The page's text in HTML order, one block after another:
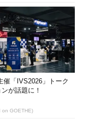
催「IVS2026」トーク
が話題に！
on GOETHE)